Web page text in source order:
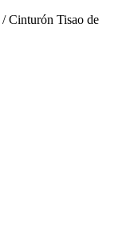
/ Cinturón Tisao de